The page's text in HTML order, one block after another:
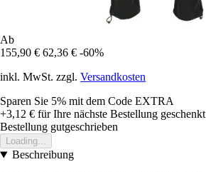
Ab
155,90 € 62,36 € -60%
inkl. MwSt. zzgl. Versandkosten
Sparen Sie 5% mit dem Code EXTRA
+3,12 € für Ihre nächste Bestellung geschenkt
Bestellung gutgeschrieben
Loading...
Beschreibung